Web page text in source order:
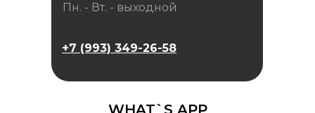
Пн. - Вт. - выходной
+7 (993) 349-26-58